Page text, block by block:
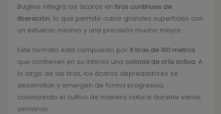
Bugline integra los ácaros en tiras continuas de
liberación, lo que permite cubrir grandes superficies con
un esfuerzo mínimo y una precisión mucho mayor.
Este formato está compuesto por 6 tiras de 100 metros
que contienen en su interior una colonia de cría activa. A
lo largo de las tiras, los ácaros depredadores se
desarrollan y emergen de forma progresiva,
colonizando el cultivo de manera natural durante varias
semanas.